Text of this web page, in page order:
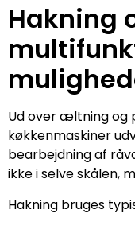
Hakning
Ud over æltning og
køkkenmaskiner
bearbejdning af
ikke i selve skålen,
Hakning bruges